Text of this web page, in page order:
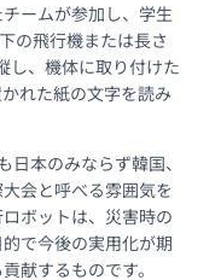
ームが参加し、学生
の飛行機または長さ
し、機体に取り付けた
れた紙の文字を読み
本のみならず韓国、
会と呼べる雰囲気を
ボットは、災害時の
で今後の実用化が期
献するものです。